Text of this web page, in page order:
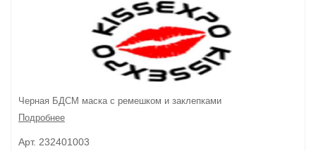
Черная БДСМ маска с ремешком и заклепками
Подробнее
Арт. 232401003